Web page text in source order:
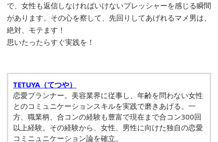
で、女性も返信しなければいけないプレッシャーを感じる瞬間
があります。その心を察して、先回りしてあげれるマメ男は、
絶対、モテます！
思いたったらすぐ実践を！
TETUYA（てつや）
恋愛プランナー。美容業界に従事し、年齢を問わない女性
とのコミュニケーションスキルを実践で磨きあげる。一
方、職業柄、合コンの経験も豊富で現在まで合コン300回
以上経験。その経験から、女性、男性に向けた独自の恋愛
コミニュニケーション論を確立。